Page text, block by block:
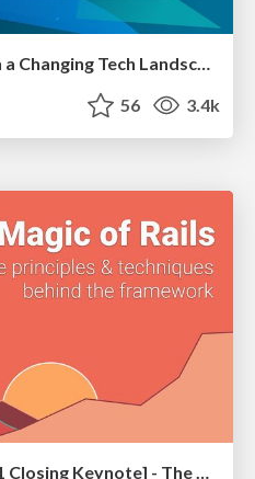
How to Create Impact in a Changing Tech Landscape [PerfNow 2023]
56 3.4k